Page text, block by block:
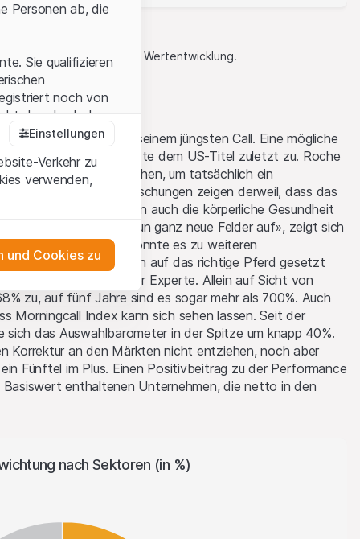
für die zukünftige Wertentwicklung.
François Bloch in seinem jüngsten Call. Eine mögliche
Fettleibigkeit setzte dem US-Titel zuletzt zu. Roche
viele Jahre daran forschen, um tatsächlich ein
zu können. Neue Forschungen zeigen derweil, dass das
taugt, sondern auch die körperliche Gesundheit
kann. «Es tun sich nun ganz neue Felder auf», zeigt sich
Projekte bestätigen, könnte es zu weiteren
kommen. «Wir haben auf das richtige Pferd gesetzt
sagt der Experte. Allein auf Sicht von
zu, auf fünf Jahre sind es sogar mehr als 700%. Auch
Morningcall Index kann sich sehen lassen. Seit der
das Auswahlbarometer in der Spitze um knapp 40%.
Korrektur an den Märkten nicht entziehen, noch aber
Fünftel im Plus. Einen Positivbeitrag zu der Performance
enthaltenen Unternehmen, die netto in den
nach Sektoren (in %)
Personen ab, die
Sie qualifizieren
noch von
den durch das
Sie, dass Sie die
dem auf der
welche die
erfordert eine
Texten,
keine
Material
können
Einstellungen
Verkehr zu
verwenden,
Engagement
und Cookies zu